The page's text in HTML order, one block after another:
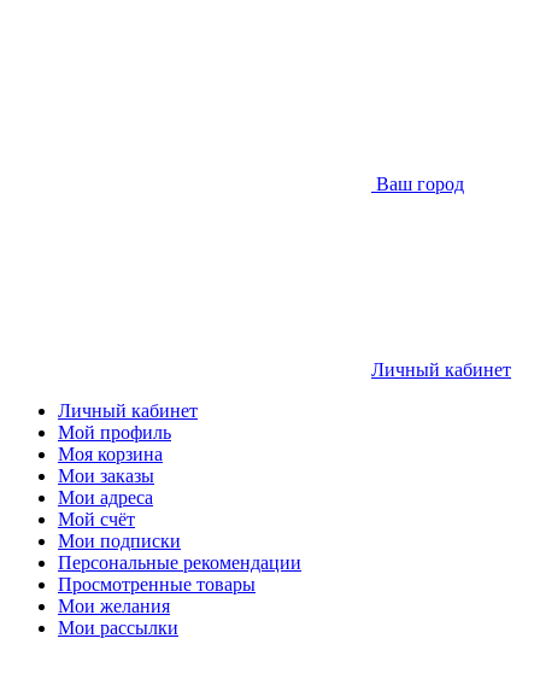
Ваш город
Личный кабинет
Личный кабинет
Мой профиль
Моя корзина
Мои заказы
Мои адреса
Мой счёт
Мои подписки
Персональные рекомендации
Просмотренные товары
Мои желания
Мои рассылки